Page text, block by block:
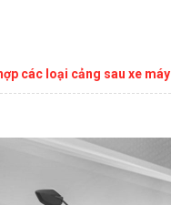
các loại cảng sau xe máy